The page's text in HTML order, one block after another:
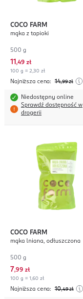
COCO FARM
mąka z tapioki
500 g
11 ,49 zł
100 g = 2,30 zł
Najniższa cena: 14,99 zł
Niedostępny online
Sprawdź dostępność w
drogerii
COCO FARM
mąka lniana, odłuszczona
500 g
7,99 zł
100 g = 1,60 zł
Najniższa cena: 10,49 zł